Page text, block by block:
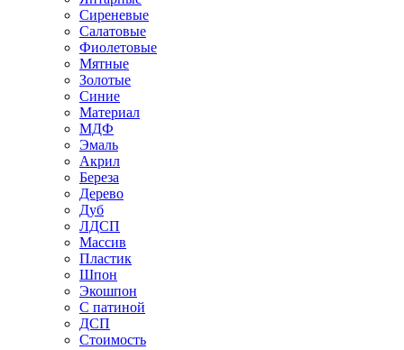
Сиреневые
Салатовые
Фиолетовые
Мятные
Золотые
Синие
Материал
МДФ
Эмаль
Акрил
Береза
Дерево
Дуб
ЛДСП
Массив
Пластик
Шпон
Экошпон
С патиной
ДСП
Стоимость